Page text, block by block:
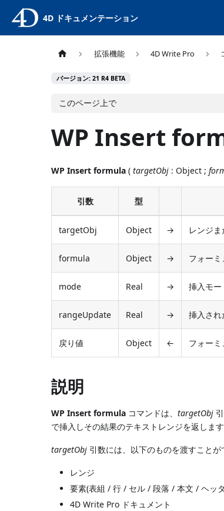
4D ドキュメンテーション
拡張機能 4D Write Pro
バージョン: 21 R4 BETA
このページ上で
WP Insert
WP Insert formula (targetObj : Object ;
引数 型
targetObj Object → レンジ
formula Object → フォー
mode Real → 挿入モー
rangeUpdate Real → 挿入さ
戻り値 Object ← フォー
説明
WP Insert formula コマンドは、targetObj
で挿入しその結果のテキストレンジを返します
targetObj 引数には、以下のものを渡すことが
レンジ
要素(表組 / 行 / セル / 段落 / 本文 / ヘッ
4D Write Pro ドキュメント